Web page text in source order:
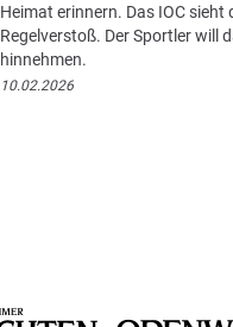
Heimat erinnern. Das IOC sieht
Regelverstoß. Der Sportler will
hinnehmen.
10.02.2026